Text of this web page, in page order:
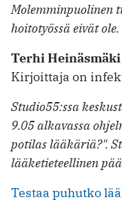
Molemminpuolinen
hoitotyössä eivät ole.
Terhi Heinäsmäki
Kirjoittaja on
Studio55:ssa
9.05 alkavassa
potilas lääkäriä?".
lääketieteellinen
Testaa puhutko